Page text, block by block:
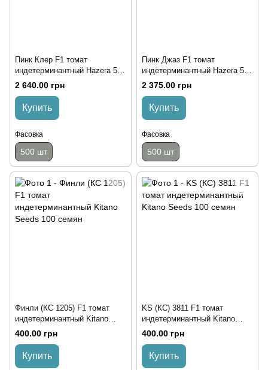
Пинк Клер F1 томат
индетерминантный Hazera 500
семян
2 640.00 грн
Купить
Фасовка
500 шт
Пинк Джаз F1 томат
индетерминантный Hazera 500
семян
2 375.00 грн
Купить
Фасовка
500 шт
Финли (КС 1205) F1 томат
индетерминантный Kitano
Seeds 100 семян
400.00 грн
Купить
KS (КС) 3811 F1 томат
индетерминантный Kitano
Seeds 100 семян
400.00 грн
Купить